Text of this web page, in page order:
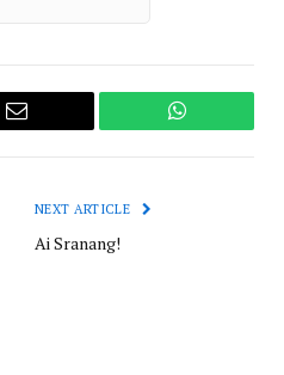
Email WhatsApp
NEXT ARTICLE
Ai Sranang!